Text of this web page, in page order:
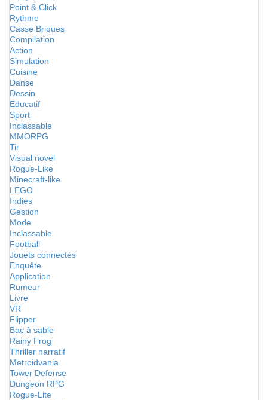
Point & Click
Rythme
Casse Briques
Compilation
Action
Simulation
Cuisine
Danse
Dessin
Educatif
Sport
Inclassable
MMORPG
Tir
Visual novel
Rogue-Like
Minecraft-like
LEGO
Indies
Gestion
Mode
Inclassable
Football
Jouets connectés
Enquête
Application
Rumeur
Livre
VR
Flipper
Bac à sable
Rainy Frog
Thriller narratif
Metroidvania
Tower Defense
Dungeon RPG
Rogue-Lite